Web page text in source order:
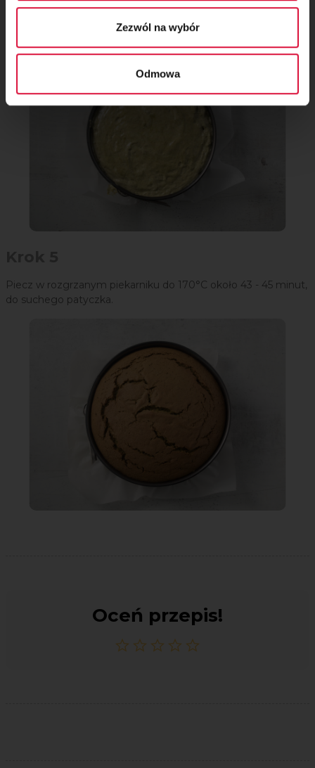
Zezwól na wybór
Odmowa
Dno tortownicy o średnicy 24 cm wyłóż papierem do
pieczenia. Przełóż ciasto biszkoptowe.
Piecz w rozgrzanym piekarniku do 170°C około 43 - 45 minut,
do suchego patyczka.
Oceń przepis!